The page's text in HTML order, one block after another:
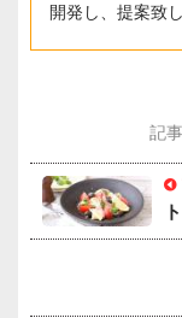
開発し、提案致し
記